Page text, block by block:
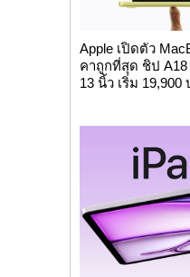
Apple เปิดตัว
คาถูกที่สุด ชิป A18
13 นิ้ว เริ่ม 19,900